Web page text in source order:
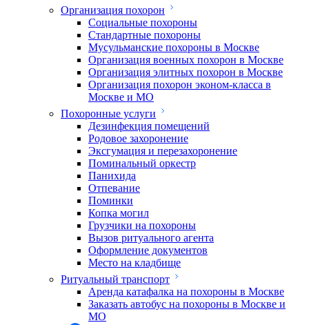
Организация похорон
Социальные похороны
Стандартные похороны
Мусульманские похороны в Москве
Организация военных похорон в Москве
Организация элитных похорон в Москве
Организация похорон эконом-класса в
Москве и МО
Похоронные услуги
Дезинфекция помещений
Родовое захоронение
Эксгумация и перезахоронение
Поминальный оркестр
Панихида
Отпевание
Поминки
Копка могил
Грузчики на похороны
Вызов ритуального агента
Оформление документов
Место на кладбище
Ритуальный транспорт
Аренда катафалка на похороны в Москве
Заказать автобус на похороны в Москве и
МО